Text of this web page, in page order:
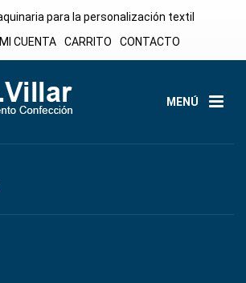
para la personalización textil
MI CUENTA CARRITO CONTACTO
MENÚ